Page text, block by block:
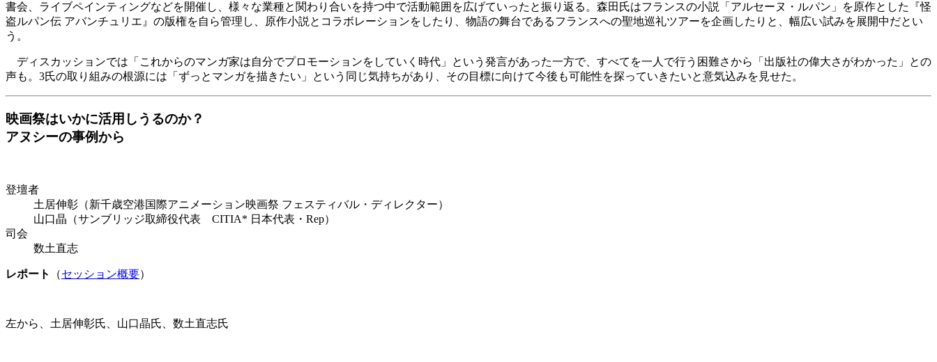
書会、ライブペインティングなどを開催し、様々な業種と関わり合いを持つ中で活動範囲を広げていったと振り返る。森田氏はフランスの小説「アルセーヌ・ルパン」を原作とした『怪
盗ルパン伝 アバンチュリエ』の版権を自ら管理し、原作小説とコラボレーションをしたり、物語の舞台であるフランスへの聖地巡礼ツアーを企画したりと、幅広い試みを展開中だとい
う。
ディスカッションでは「これからのマンガ家は自分でプロモーションをしていく時代」という発言があった一方で、すべてを一人で行う困難さから「出版社の偉大さがわかった」との
声も。3氏の取り組みの根源には「ずっとマンガを描きたい」という同じ気持ちがあり、その目標に向けて今後も可能性を探っていきたいと意気込みを見せた。
映画祭はいかに活用しうるのか？
アヌシーの事例から
登壇者
土居伸彰（新千歳空港国際アニメーション映画祭 フェスティバル・ディレクター）
山口晶（サンブリッジ取締役代表 CITIA* 日本代表・Rep）
司会
数土直志
レポート （セッション概要）
左から、土居伸彰氏、山口晶氏、数土直志氏